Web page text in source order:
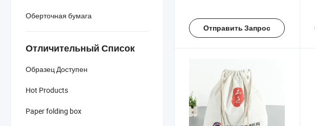
Оберточная бумага
Отличительный Список
Образец Доступен
Hot Products
Paper folding box
Отправить Запрос